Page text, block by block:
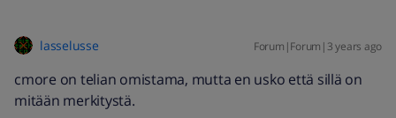
lasselusse Forum|Forum|3 years ago
cmore on telian omistama, mutta en usko että sillä on
mitään merkitystä.